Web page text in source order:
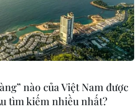
nào của Việt Nam được
tìm kiếm nhiều nhất?